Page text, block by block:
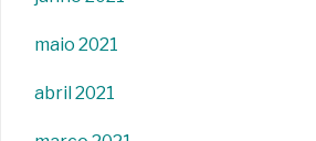
maio 2021
abril 2021